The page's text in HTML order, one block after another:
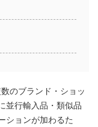
のブランド・ショッ
並行輸入品・類似品
ションが加わるた